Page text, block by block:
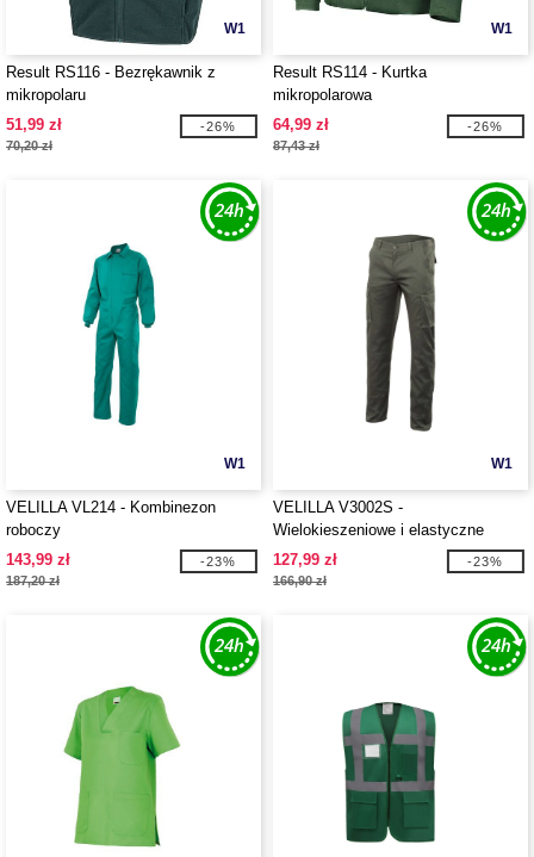
W1
Result RS116 - Bezrękawnik z
mikropolaru
51,99 zł
70,20 zł
-26%
W1
Result RS114 - Kurtka
mikropolarowa
64,99 zł
87,43 zł
-26%
W1
VELILLA VL214 - Kombinezon
roboczy
143,99 zł
187,20 zł
-23%
W1
VELILLA V3002S -
Wielokieszeniowe i elastyczne
spodnie
127,99 zł
166,90 zł
-23%